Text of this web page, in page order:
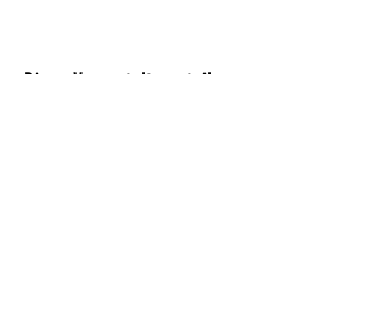
Diese Veranstaltung teilen